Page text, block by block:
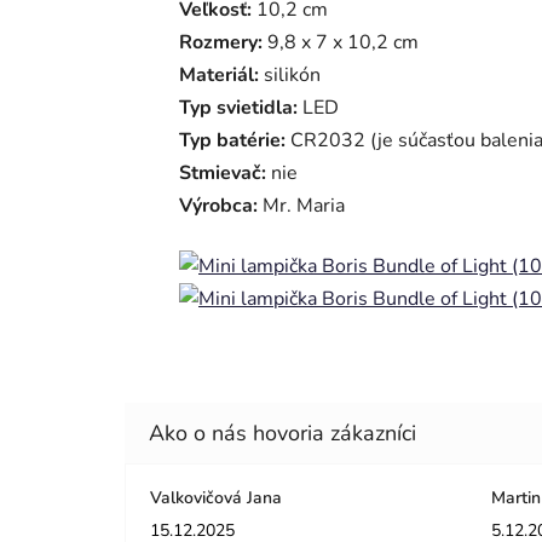
Veľkosť: 10,2 cm
Rozmery:9,8 x 7 x 10,2 cm
Materiál: silikón
Typ svietidla: LED
Typ batérie: CR2032 (je súčasťou
Stmievač: nie
Výrobca: Mr. Maria
Valkovičová Jana
Hodnotenie obchodu je 5 z 5 hviezdičiek.
15.12.2025
Martin